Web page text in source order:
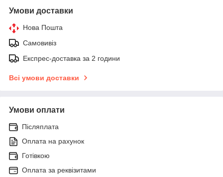
Умови доставки
Нова Пошта
Самовивіз
Експрес-доставка за 2 години
Всі умови доставки
Умови оплати
Післяплата
Оплата на рахунок
Готівкою
Оплата за реквізитами